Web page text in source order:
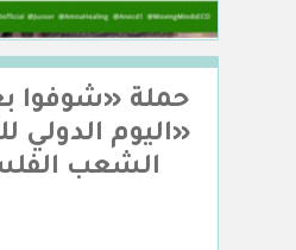
حملة «شوفوا
«اليوم الدولي
الشعب